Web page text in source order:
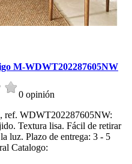
M-WDWT202287605NW
0 opinión
WDWT202287605NW:
Textura lisa. Fácil de retirar
luz. Plazo de entrega: 3 - 5
Catalogo: